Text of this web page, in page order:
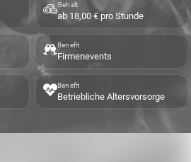
Gehalt
ab 18,00 € pro Stunde
Benefit
Firmenevents
Benefit
Betriebliche Altersvorsorge